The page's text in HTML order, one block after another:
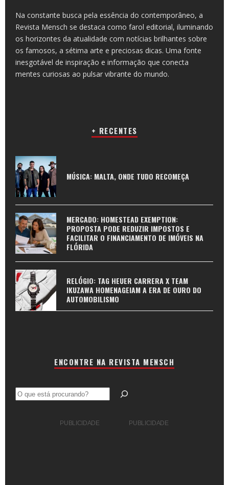
Na constante busca pela essência do contemporâneo, a
Revista Mensch se destaca como farol editorial, iluminando
os horizontes da atualidade com notícias brilhantes sobre
os famosos, a sétima arte e preciosas dicas. Uma fonte
inesgotável de inspiração e informação que conecta
mentes curiosas ao pulsar vibrante do mundo.
+ RECENTES
MÚSICA: MALTA, ONDE TUDO RECOMEÇA
MERCADO: HOMESTEAD EXEMPTION:
PROPOSTA PODE REDUZIR IMPOSTOS E
FACILITAR O FINANCIAMENTO DE IMÓVEIS NA
FLÓRIDA
RELÓGIO: TAG HEUER CARRERA X TEAM
IKUZAWA HOMENAGEIAM A ERA DE OURO DO
AUTOMOBILISMO
ENCONTRE NA REVISTA MENSCH
Pesquisar
PUBLICIDADE PUBLICIDADE